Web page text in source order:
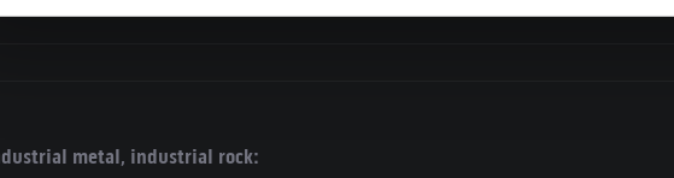
metal, industrial rock: